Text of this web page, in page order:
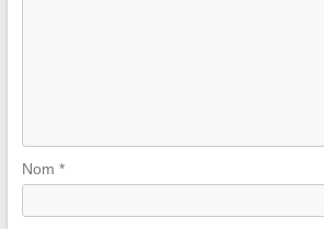
Nom *